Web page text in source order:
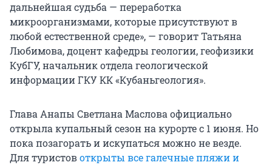
дальнейшая судьба — переработка
микроорганизмами, которые присутствуют в
любой естественной среде», — говорит Татьяна
Любимова, доцент кафедры геологии, геофизики
КубГУ, начальник отдела геологической
информации ГКУ КК «Кубаньгеология».
Глава Анапы Светлана Маслова официально
открыла купальный сезон на курорте с 1 июня. Но
пока позагорать и искупаться можно не везде.
Для туристовоткрыты все галечные пляжи и